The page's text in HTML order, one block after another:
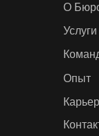
Услуги
О
Опыт